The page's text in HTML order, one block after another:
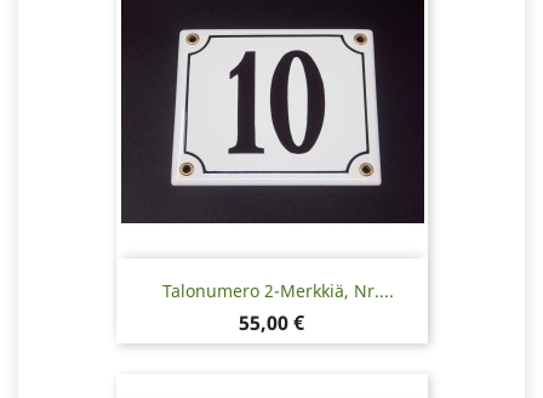
Talonumero 2-Merkkiä, Nr....
Hinta
55,00 €